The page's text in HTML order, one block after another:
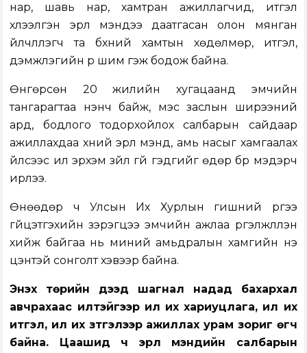
нар, шавь нар, хамтран ажиллагчид, итгэл
хүлээлгэн эрүүл мэндээ даатгасан олон мянган
үйлчлүүлэгч та бүхний хамтын хөдөлмөр, итгэл,
дэмжлэгийн үр шим гэж бодож байна.
Өнгөрсөн 20 жилийн хугацаанд эмчийн
тангарагтаа үнэнч байж, мэс заслын ширээний
ард, бодлого тодорхойлох салбарын сайдаар
ажиллахдаа хүний эрүүл мэнд, амь насыг хамгаалах
үйлсээс илүү эрхэм зүйл үгүй гэдгийг өдөр бүр мэдэрч
ирлээ.
Өнөөдөр ч Улсын Их Хурлын гишүүний үүргээ
гүйцэтгэхийн зэрэгцээ эмчийн ажлаа үргэлжлүүлэн
хийж байгаа нь миний амьдралын хамгийн үнэ
цэнтэй сонголт хэвээр байна.
Энэхүү төрийн дээд шагнал надад бахархал
авчрахаас илүүтэйгээр илүү их хариуцлага, илүү их
итгэл, илүү их зүтгэлээр ажиллах урам зориг өгч
байна. Цаашид ч эрүүл мэндийн салбарын